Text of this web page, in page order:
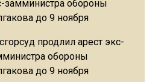
продлил арест экс-
обороны
до 9 ноября